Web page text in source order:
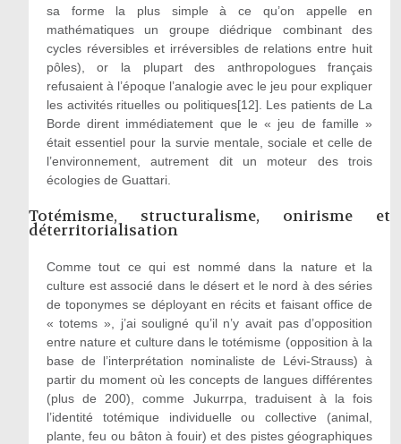
sa forme la plus simple à ce qu’on appelle en
mathématiques un groupe diédrique combinant des
cycles réversibles et irréversibles de relations entre huit
pôles), or la plupart des anthropologues français
refusaient à l’époque l’analogie avec le jeu pour expliquer
les activités rituelles ou politiques[12]. Les patients de La
Borde dirent immédiatement que le « jeu de famille »
était essentiel pour la survie mentale, sociale et celle de
l’environnement, autrement dit un moteur des trois
écologies de Guattari.
Totémisme, structuralisme, onirisme et
déterritorialisation
Comme tout ce qui est nommé dans la nature et la
culture est associé dans le désert et le nord à des séries
de toponymes se déployant en récits et faisant office de
« totems », j’ai souligné qu’il n’y avait pas d’opposition
entre nature et culture dans le totémisme (opposition à la
base de l’interprétation nominaliste de Lévi-Strauss) à
partir du moment où les concepts de langues différentes
(plus de 200), comme Jukurrpa, traduisent à la fois
l’identité totémique individuelle ou collective (animal,
plante, feu ou bâton à fouir) et des pistes géographiques